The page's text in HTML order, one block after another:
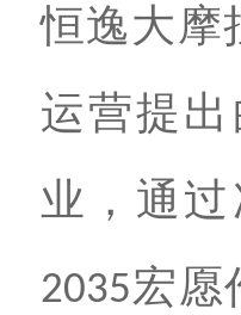
恒逸大摩
运营提
业，通
2035宏愿